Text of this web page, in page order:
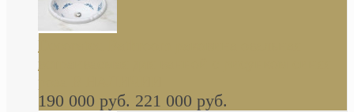
Decorated Bathroom раковина овальная
встраиваемая для ванной с рисунком синяя
роза В НАЛИЧИИ
190 000 руб. 221 000 руб.